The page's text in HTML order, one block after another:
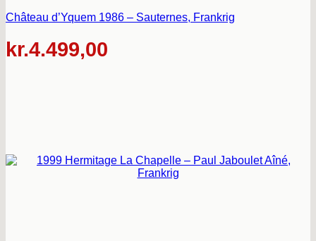
Château d’Yquem 1986 – Sauternes, Frankrig
kr.4.499,00